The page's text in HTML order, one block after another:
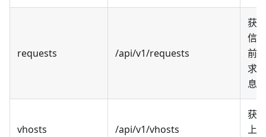
requests /api/v1/requests
获
信
前
求
息
vhosts /api/v1/vhosts
获
上